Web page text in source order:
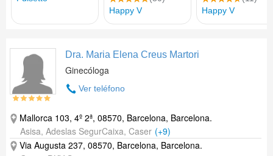
Dra. Maria Elena Creus Martori
Ginecóloga
Ver teléfono
Mallorca 103, 4º 2ª, 08570, Barcelona, Barcelona.
Asisa, Adeslas SegurCaixa, Caser (+9)
Via Augusta 237, 08570, Barcelona, Barcelona.